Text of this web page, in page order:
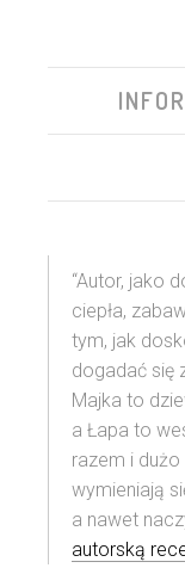
“Autor, jako
ciepła,
tym, jak
dogadać się
Majka to
a Łapa to
razem i
wymieniają
a nawet
autorską